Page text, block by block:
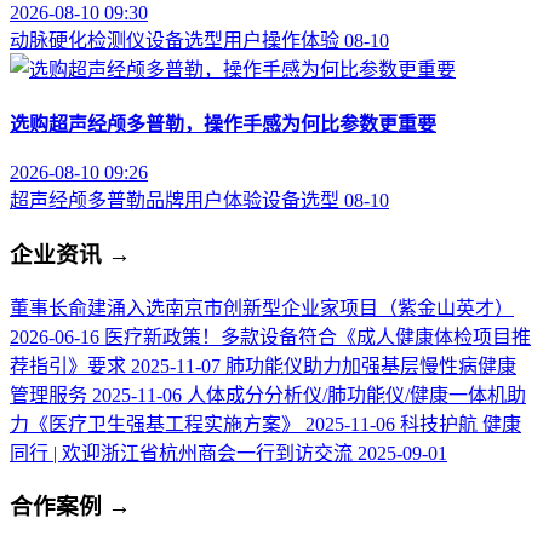
2026-08-10 09:30
动脉硬化检测仪设备选型用户操作体验 08-10
选购超声经颅多普勒，操作手感为何比参数更重要
2026-08-10 09:26
超声经颅多普勒品牌用户体验设备选型 08-10
企业资讯 →
董事长俞建涌入选南京市创新型企业家项目（紫金山英才）
2026-06-16 医疗新政策！多款设备符合《成人健康体检项目推
荐指引》要求 2025-11-07 肺功能仪助力加强基层慢性病健康
管理服务 2025-11-06 人体成分分析仪/肺功能仪/健康一体机助
力《医疗卫生强基工程实施方案》
2025-11-06 科技护航 健康
同行 | 欢迎浙江省杭州商会一行到访交流 2025-09-01
合作案例 →